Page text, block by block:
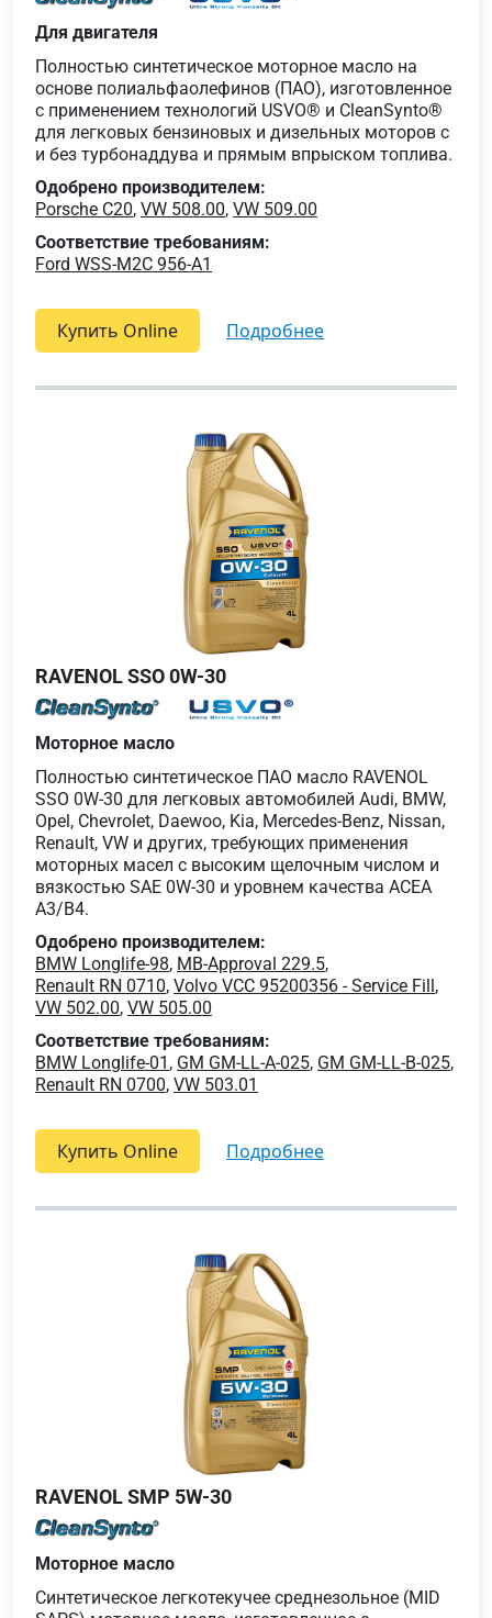
Для двигателя
Полностью синтетическое моторное масло на
основе полиальфаолефинов (ПАО), изготовленное
с применением технологий USVO® и CleanSynto®
для легковых бензиновых и дизельных моторов с
и без турбонаддува и прямым впрыском топлива.
Одобрено производителем:
Porsche C20, VW 508.00, VW 509.00
Соответствие требованиям:
Ford WSS-M2C 956-A1
Купить Online подробнее
RAVENOL SSO 0W-30
Моторное масло
Полностью синтетическое ПАО масло RAVENOL
SSO 0W-30 для легковых автомобилей Audi, BMW,
Opel, Chevrolet, Daewoo, Kia, Mercedes-Benz, Nissan,
Renault, VW и других, требующих применения
моторных масел с высоким щелочным числом и
вязкостью SAE 0W-30 и уровнем качества ACEA
A3/B4.
Одобрено производителем:
BMW Longlife-98, MB-Approval 229.5,
Renault RN 0710, Volvo VCC 95200356 - Service Fill ,
VW 502.00, VW 505.00
Соответствие требованиям:
BMW Longlife-01 , GM GM-LL-A-025, GM GM-LL-B-025,
Renault RN 0700, VW 503.01
Купить Online подробнее
RAVENOL SMP 5W-30
Моторное масло
Синтетическое легкотекучее среднезольное (MID